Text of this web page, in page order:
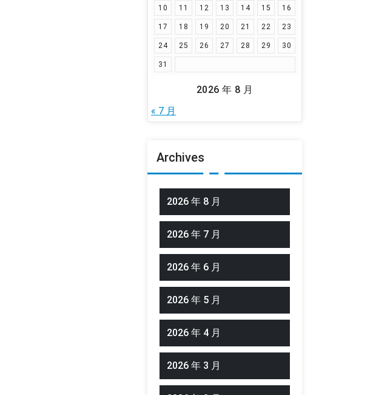
2026 年 8 月
10 11 12 13 14 15 16
17 18 19 20 21 22 23
24 25 26 27 28 29 30
31
« 7 月
Archives
2026 年 8 月
2026 年 7 月
2026 年 6 月
2026 年 5 月
2026 年 4 月
2026 年 3 月